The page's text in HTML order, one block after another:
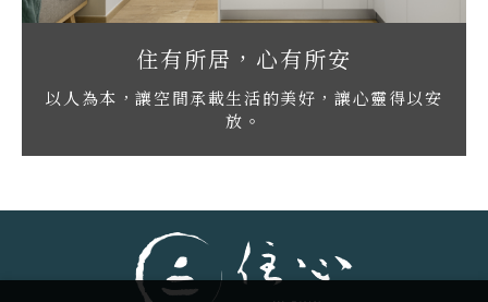
住有所居，心有所安
以人為本，讓空間承載生活的美好，讓心靈得以安
放。